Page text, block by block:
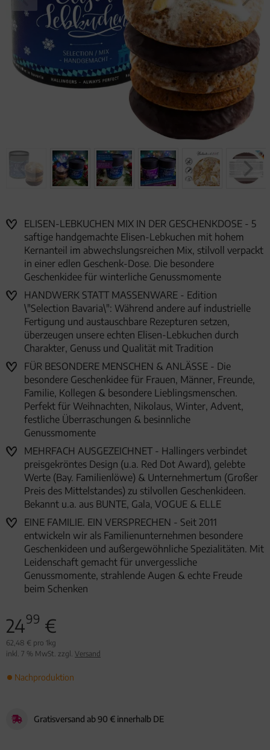
ELISEN-LEBKUCHEN MIX IN DER GESCHENKDOSE - 5
saftige handgemachte Elisen-Lebkuchen mit hohem
Kernanteil im abwechslungsreichen Mix, stilvoll verpackt
in einer edlen Geschenk-Dose. Die besondere
Geschenkidee für winterliche Genussmomente
HANDWERK STATT MASSENWARE - Edition
\"Selection Bavaria\": Während andere auf industrielle
Fertigung und austauschbare Rezepturen setzen,
überzeugen unsere echten Elisen-Lebkuchen durch
Charakter, Genuss und Qualität mit Tradition
FÜR BESONDERE MENSCHEN & ANLÄSSE - Die
besondere Geschenkidee für Frauen, Männer, Freunde,
Familie, Kollegen & besondere Lieblingsmenschen.
Perfekt für Weihnachten, Nikolaus, Winter, Advent,
festliche Überraschungen & besinnliche
Genussmomente
MEHRFACH AUSGEZEICHNET - Hallingers verbindet
preisgekröntes Design (u.a. Red Dot Award), gelebte
Werte (Bay. Familienlöwe) & Unternehmertum (Großer
Preis des Mittelstandes) zu stilvollen Geschenkideen.
Bekannt u.a. aus BUNTE, Gala, VOGUE & ELLE
EINE FAMILIE. EIN VERSPRECHEN - Seit 2011
entwickeln wir als Familienunternehmen besondere
Geschenkideen und außergewöhnliche Spezialitäten. Mit
Leidenschaft gemacht für unvergessliche
Genussmomente, strahlende Augen & echte Freude
beim Schenken
2499 €
62,48 € pro 1kg
inkl. 7 % MwSt. zzgl. Versand
Nachproduktion
Gratisversand ab 90 € innerhalb DE